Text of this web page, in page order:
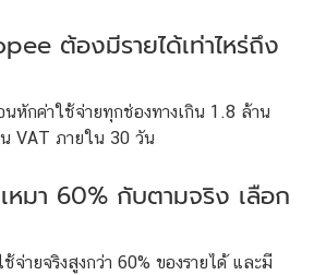
ต้องมีรายได้เท่าไหร่ถึง
นหักค่าใช้จ่ายทุกช่องทางเกิน 1.8 ล้าน
VAT ภายใน 30 วัน
หมา 60% กับตามจริง เลือก
จ่ายจริงสูงกว่า 60% ของรายได้ และมี